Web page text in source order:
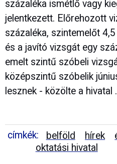
százaléka ismétlő vagy
jelentkezett. Előrehozott
százaléka, szintemelőt
és a javító vizsgát egy
emelt szintű szóbeli
középszintű szóbelik
lesznek - közölte a hivatal .
címkék: belföld hírek
oktatási hivatal